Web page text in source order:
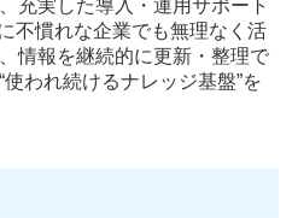
充実した導入・運用サポート
不慣れな企業でも無理なく活
情報を継続的に更新・整理で
われ続けるナレッジ基盤”を